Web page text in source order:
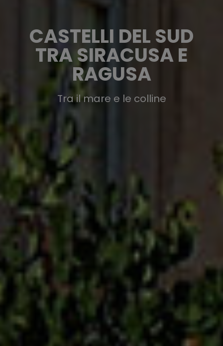
CASTELLI DEL SUD
TRA SIRACUSA E
RAGUSA
Tra il mare e le colline